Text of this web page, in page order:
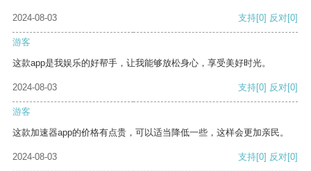
2024-08-03 支持[0] 反对[0]
游客
这款app是我娱乐的好帮手，让我能够放松身心，享受美好时光。
2024-08-03 支持[0] 反对[0]
游客
这款加速器app的价格有点贵，可以适当降低一些，这样会更加亲民。
2024-08-03 支持[0] 反对[0]